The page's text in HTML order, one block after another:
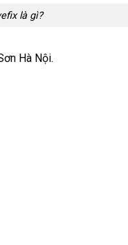
là gì?
Hà Nội.